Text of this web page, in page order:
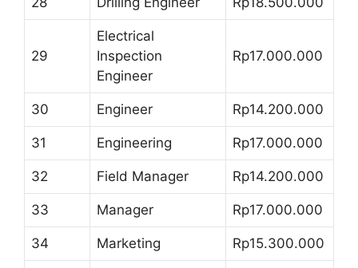
29
Electrical
Inspection
Engineer
Rp17.000.000
30 Engineer Rp14.200.000
31 Engineering Rp17.000.000
32 Field Manager Rp14.200.000
33 Manager Rp17.000.000
34 Marketing Rp15.300.000